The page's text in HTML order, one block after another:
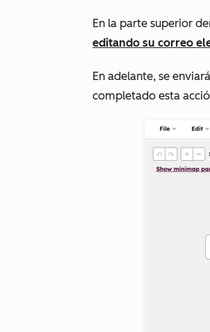
En la parte superior
editando su correo
En adelante, se
completado esta